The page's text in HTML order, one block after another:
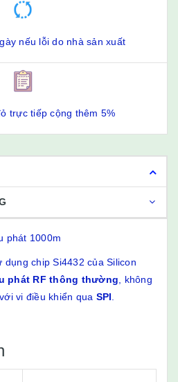
nếu lỗi do nhà sản xuất
trực tiếp cộng thêm 5%
phát 1000m
dụng chip Si4432 của Silicon
phát RF thông thường , không
vi điều khiển qua SPI